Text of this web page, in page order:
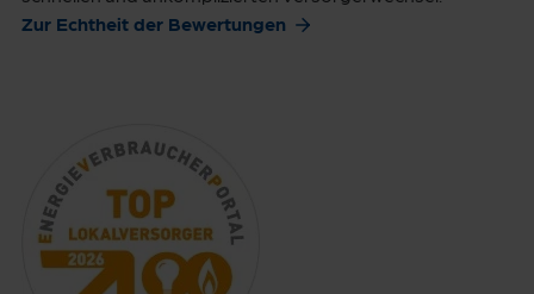
Zur Echtheit der Bewertungen